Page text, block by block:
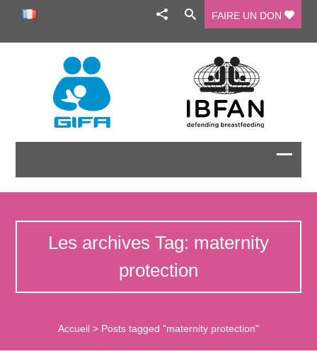
FAIRE UN DON
Les archives Tag: maternity
protection
Accueil> Posts tagged "maternity protection"